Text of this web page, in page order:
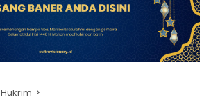
Hukrim